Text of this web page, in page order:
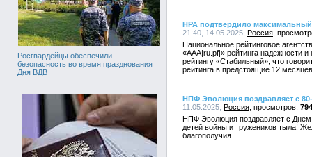
Росгвардейцы обеспечили
безопасность во время празднования
Дня ВДВ
НРА подтвердило
21:40, 14.05.2025, Россия
Национальное рейтинговое
«AАА|ru.pf|» рейтинга надежности
рейтингу «Стабильный», что
рейтинга в предстоящие 12
НПФ Эволюция поздравляет с
11.05.2025, Россия
794
НПФ Эволюция поздравляет с
детей войны и тружеников тыла!
благополучия.